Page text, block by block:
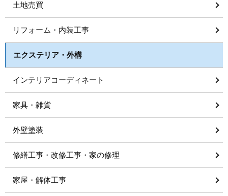
土地売買
リフォーム・内装工事
エクステリア・外構
インテリアコーディネート
家具・雑貨
外壁塗装
修繕工事・改修工事・家の修理
家屋・解体工事